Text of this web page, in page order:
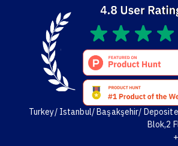
Turkey/ Istanbul/ Başakşehir/
Blok,2